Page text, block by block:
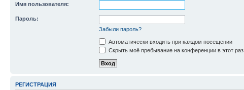
Имя пользователя:
Пароль:
Забыли пароль?
Автоматически входить при каждом посещении
Скрыть моё пребывание на конференции в этот раз
РЕГИСТРАЦИЯ